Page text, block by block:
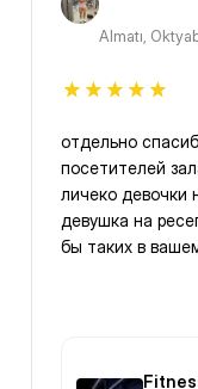
Almatı,
отдельно
посетителей
личеко девочки
девушка на
бы таких в